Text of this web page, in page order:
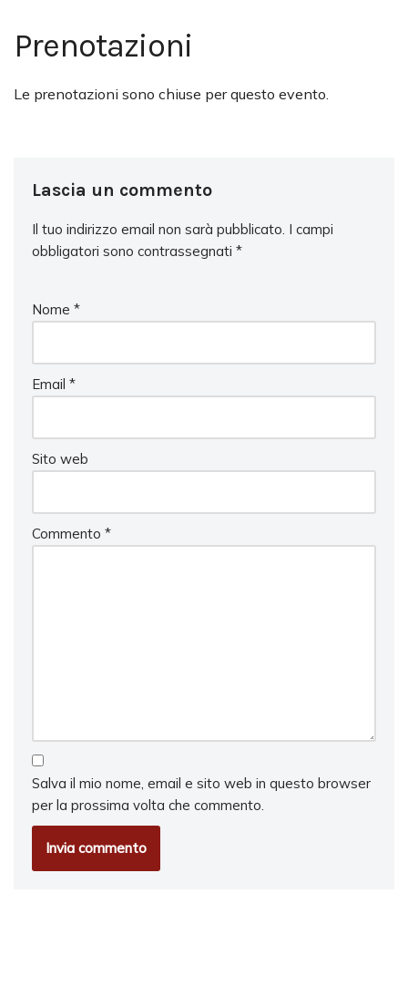
Prenotazioni
Le prenotazioni sono chiuse per questo evento.
Lascia un commento
Il tuo indirizzo email non sarà pubblicato. I campi
obbligatori sono contrassegnati *
Nome *
Email *
Sito web
Commento *
Salva il mio nome, email e sito web in questo browser
per la prossima volta che commento.